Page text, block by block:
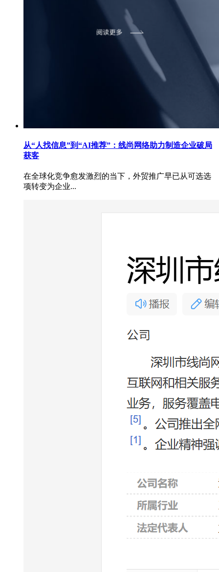
从“人找信息”到“AI推荐”：线尚网络助力制造企业破局
获客
在全球化竞争愈发激烈的当下，外贸推广早已从可选选
项转变为企业...